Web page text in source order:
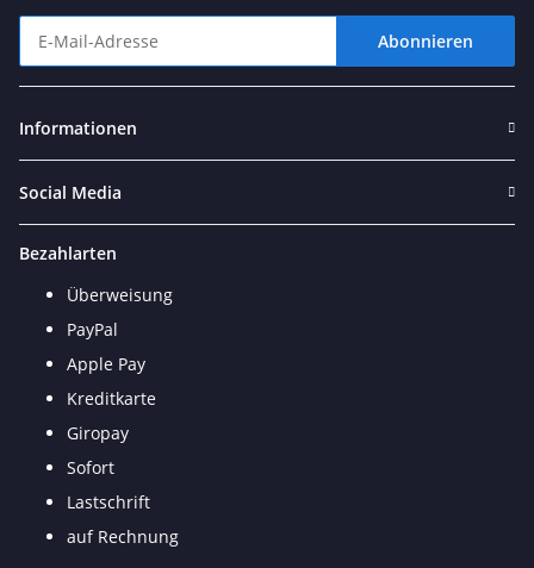
Abonnieren
Informationen
Social Media
Bezahlarten
Überweisung
PayPal
Apple Pay
Kreditkarte
Giropay
Sofort
Lastschrift
auf Rechnung